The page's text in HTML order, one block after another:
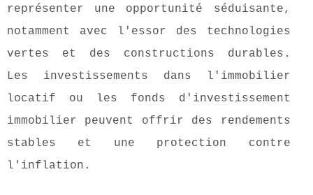
représenter une opportunité séduisante,
notamment avec l'essor des technologies
vertes et des constructions durables.
Les investissements dans l'immobilier
locatif ou les fonds d'investissement
immobilier peuvent offrir des rendements
stables et une protection contre
l'inflation.